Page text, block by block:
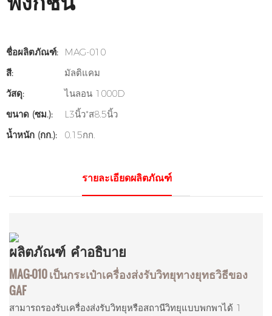
ชื่อผลิตภัณฑ์:
MAG-010
สี:
มัลติแคม
วัสดุ:
ไนลอน 1000D
ขนาด (ซม.):
L3นิ้ว*ส8.5นิ้ว
น้ำหนัก (กก.):
0.15กก.
รายละเอียดผลิตภัณฑ์
ผลิตภัณฑ์ คำอธิบาย
MAG-010 เป็นกระเป๋าเครื่องส่งรับวิทยุทางยุทธวิธีของ
GAF
สามารถรองรับเครื่องส่งรับวิทยุหรือสถานีวิทยุแบบพกพาได้ 1